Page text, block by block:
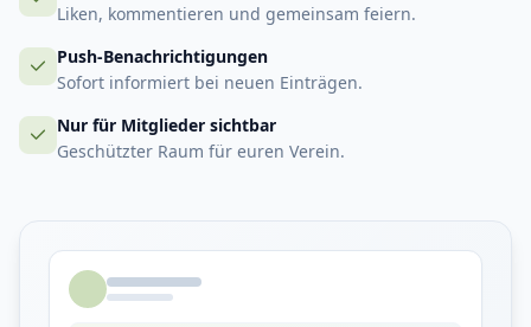
Liken, kommentieren und gemeinsam feiern.
Push-Benachrichtigungen
Sofort informiert bei neuen Einträgen.
Nur für Mitglieder sichtbar
Geschützter Raum für euren Verein.